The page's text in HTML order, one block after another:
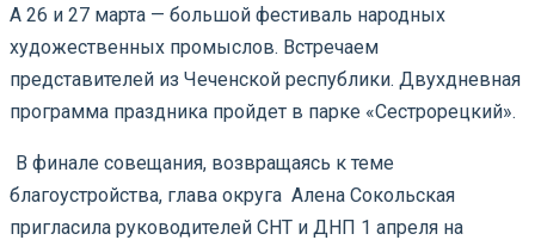
А 26 и 27 марта — большой фестиваль народных
художественных промыслов. Встречаем
представителей из Чеченской республики. Двухдневная
программа праздника пройдет в парке «Сестрорецкий».
В финале совещания, возвращаясь к теме
благоустройства, глава округа Алена Сокольская
пригласила руководителей СНТ и ДНП 1 апреля на